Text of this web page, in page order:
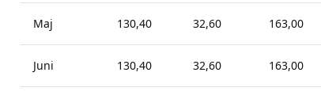
Maj 130,40 32,60 163,00
Juni 130,40 32,60 163,00